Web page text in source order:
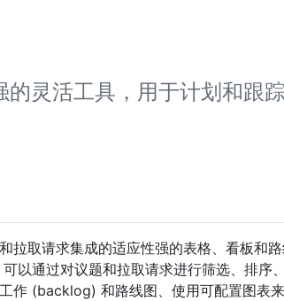
灵活工具，用于计划和跟
拉取请求集成的适应性强的表格、看板和
以通过对议题和拉取请求进行筛选、排序
作 (backlog) 和路线图、使用可配置图表